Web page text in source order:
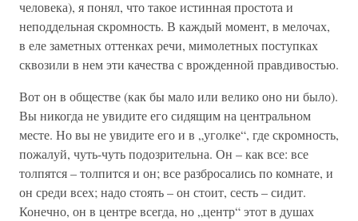
человека), я понял, что такое истинная простота и
неподдельная скромность. В каждый момент, в мелочах,
в еле заметных оттенках речи, мимолетных поступках
сквозили в нем эти качества с врожденной правдивостью.
Вот он в обществе (как бы мало или велико оно ни было).
Вы никогда не увидите его сидящим на центральном
месте. Но вы не увидите его и в „уголке“, где скромность,
пожалуй, чуть-чуть подозрительна. Он – как все: все
толпятся – толпится и он; все разбросались по комнате, и
он среди всех; надо стоять – он стоит, сесть – сидит.
Конечно, он в центре всегда, но „центр“ этот в душах